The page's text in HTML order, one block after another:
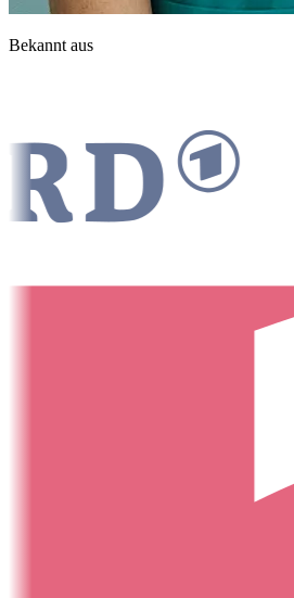
Bekannt aus